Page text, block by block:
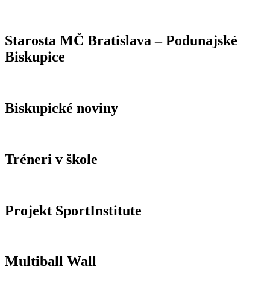
Starosta MČ Bratislava – Podunajské
Biskupice
Biskupické noviny
Tréneri v škole
Projekt SportInstitute
Multiball Wall